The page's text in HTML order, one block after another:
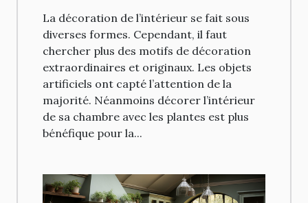
La décoration de l’intérieur se fait sous
diverses formes. Cependant, il faut
chercher plus des motifs de décoration
extraordinaires et originaux. Les objets
artificiels ont capté l’attention de la
majorité. Néanmoins décorer l’intérieur
de sa chambre avec les plantes est plus
bénéfique pour la...